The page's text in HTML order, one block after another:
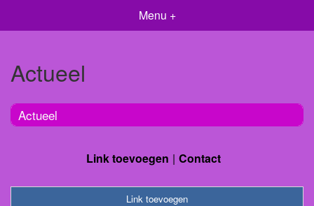
Menu +
Actueel
Actueel
Link toevoegen Contact
Link toevoegen